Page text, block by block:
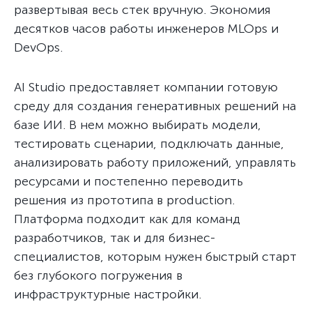
развертывая весь стек вручную. Экономия
десятков часов работы инженеров MLOps и
DevOps.
AI Studio предоставляет компании готовую
среду для создания генеративных решений на
базе ИИ. В нем можно выбирать модели,
тестировать сценарии, подключать данные,
анализировать работу приложений, управлять
ресурсами и постепенно переводить
решения из прототипа в production.
Платформа подходит как для команд
разработчиков, так и для бизнес-
специалистов, которым нужен быстрый старт
без глубокого погружения в
инфраструктурные настройки.